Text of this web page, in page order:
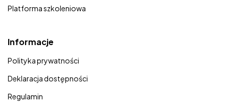
Platforma szkoleniowa
Informacje
Polityka prywatności
Deklaracja dostępności
Regulamin